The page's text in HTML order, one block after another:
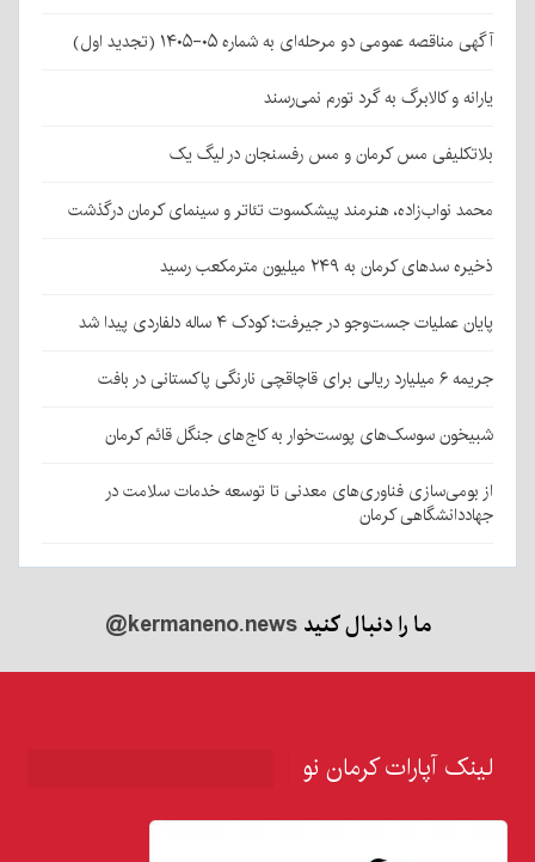
آگهی مناقصه عمومی دو مرحله‌ای به شماره ۰۵-۱۴۰۵ (تجدید اول)
یارانه و کالابرگ به گرد تورم نمی‌رسند
بلاتکلیفی مس کرمان و مس رفسنجان در لیگ یک
محمد نواب‌زاده، هنرمند پیشکسوت تئاتر و سینمای کرمان درگذشت
ذخیره سدهای کرمان به ۲۴۹ میلیون مترمکعب رسید
پایان عملیات جست‌وجو در جیرفت؛ کودک ۴ ساله دلفاردی پیدا شد
جریمه ۶ میلیارد ریالی برای قاچاقچی نارنگی پاکستانی در بافت
شبیخون سوسک‌های پوست‌خوار به کاج‌های جنگل قائم کرمان
از بومی‌سازی فناوری‌های معدنی تا توسعه خدمات سلامت در
جهاددانشگاهی کرمان
ما را دنبال کنید@kermaneno.news
لینک آپارات کرمان نو